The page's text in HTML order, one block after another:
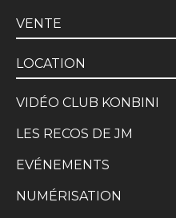
VENTE
LOCATION
VIDÉO CLUB KONBINI
LES RECOS DE JM
EVÉNEMENTS
NUMÉRISATION